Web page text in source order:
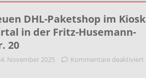
DHL-Paketshop im Kiosk
in der Fritz-Husemann-
20
November 2025 Kommentare deaktiviert